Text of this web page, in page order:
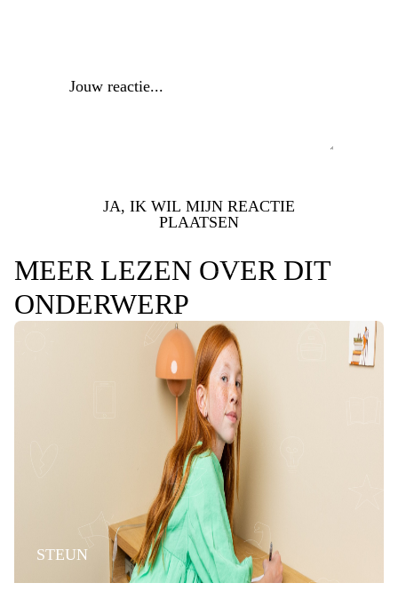
JA, IK WIL MIJN REACTIE
PLAATSEN
MEER LEZEN OVER DIT
ONDERWERP
STEUN